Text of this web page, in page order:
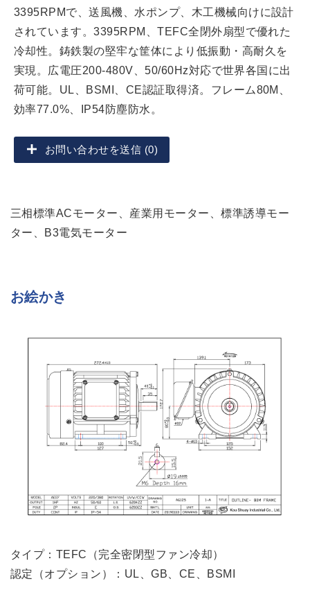
3395RPMで、送風機、水ポンプ、木工機械向けに設計
されています。3395RPM、TEFC全閉外扇型で優れた
冷却性。鋳鉄製の堅牢な筐体により低振動・高耐久を
実現。広電圧200-480V、50/60Hz対応で世界各国に出
荷可能。UL、BSMI、CE認証取得済。フレーム80M、
効率77.0%、IP54防塵防水。
お問い合わせを送信 (0)
三相標準ACモーター、産業用モーター、標準誘導モー
ター、B3電気モーター
お絵かき
タイプ：TEFC（完全密閉型ファン冷却）
認定（オプション）：UL、GB、CE、BSMI